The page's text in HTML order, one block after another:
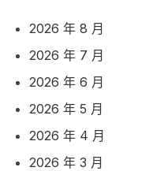
2026 年 8 月
2026 年 7 月
2026 年 6 月
2026 年 5 月
2026 年 4 月
2026 年 3 月